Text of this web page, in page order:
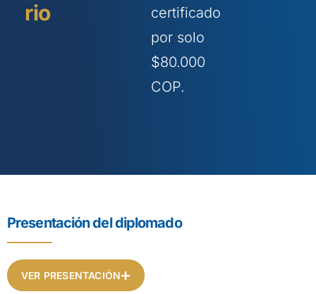
rio
certificado
por solo
$80.000
COP.
Presentación del diplomado
VER PRESENTACIÓN